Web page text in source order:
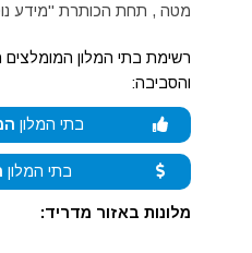
מטה , תחת הכותרת "מידע
רשימת בתי המלון המומלצים
והסביבה:
בתי המלון
בתי המלון
מלונות באזור מדריד: